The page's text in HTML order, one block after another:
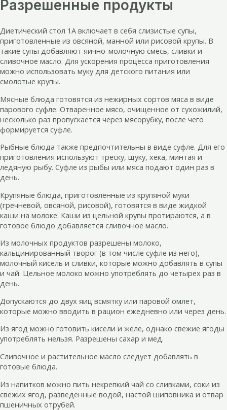
Разрешенные продукты
Диетический стол 1А включает в себя слизистые супы,
приготовленные из овсяной, манной или рисовой крупы. В
такие супы добавляют яично-молочную смесь, сливки и
сливочное масло. Для ускорения процесса приготовления
можно использовать муку для детского питания или
смолотые крупы.
Мясные блюда готовятся из нежирных сортов мяса в виде
парового суфле. Отваренное мясо, очищенное от сухожилий,
несколько раз пропускается через мясорубку, после чего
формируется суфле.
Рыбные блюда также предпочтительны в виде суфле. Для его
приготовления используют треску, щуку, хека, минтая и
ледяную рыбу. Суфле из рыбы или мяса подают один раз в
день.
Крупяные блюда, приготовленные из крупяной муки
(гречневой, овсяной, рисовой), готовятся в виде жидкой
каши на молоке. Каши из цельной крупы протираются, а в
готовое блюдо добавляется сливочное масло.
Из молочных продуктов разрешены молоко,
кальцинированный творог (в том числе суфле из него),
молочный кисель и сливки, которые можно добавлять в супы
и чай. Цельное молоко можно употреблять до четырех раз в
день.
Допускаются до двух яиц всмятку или паровой омлет,
которые можно вводить в рацион ежедневно или через день.
Из ягод можно готовить кисели и желе, однако свежие ягоды
употреблять нельзя. Разрешены сахар и мед.
Сливочное и растительное масло следует добавлять в
готовые блюда.
Из напитков можно пить некрепкий чай со сливками, соки из
свежих ягод, разведенные водой, настой шиповника и отвар
пшеничных отрубей.